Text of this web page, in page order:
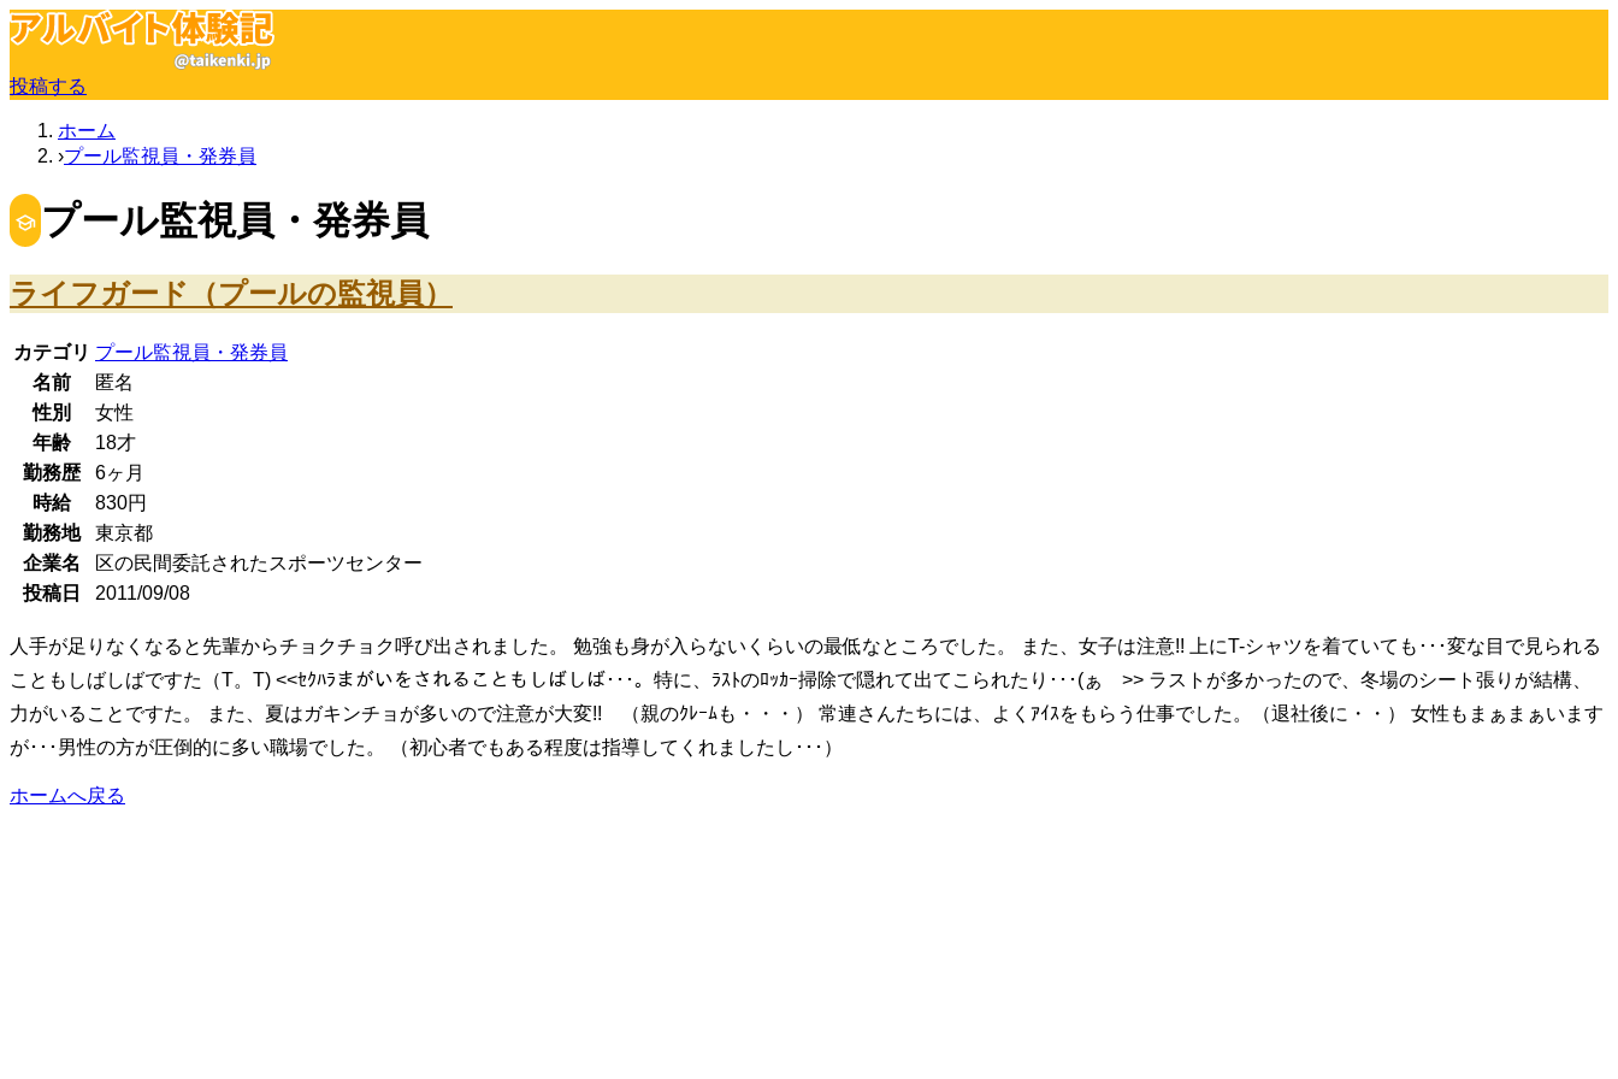
投稿する
ホーム
プール監視員・発券員
プール監視員・発券員
ライフガード（プールの監視員）
カテゴリ プール監視員・発券員
名前
匿名
性別
女性
年齢
18才
勤務歴
6ヶ月
時給
830円
勤務地
東京都
企業名
区の民間委託されたスポーツセンター
投稿日
2011/09/08
人手が足りなくなると先輩からチョクチョク呼び出されました。 勉強も身が入らないくらいの最低なところでした。 また、女子は注意!! 上にT-シャツを着ていても･･･変な目で見られる
こともしばしばですた（T。T) <<ｾｸﾊﾗまがいをされることもしばしば･･･。特に、ﾗｽﾄのﾛｯｶｰ掃除で隠れて出てこられたり･･･(ぁ >> ラストが多かったので、冬場のシート張りが結構、
力がいることですた。 また、夏はガキンチョが多いので注意が大変!! （親のｸﾚｰﾑも・・・） 常連さんたちには、よくｱｲｽをもらう仕事でした。（退社後に・・） 女性もまぁまぁいます
が･･･男性の方が圧倒的に多い職場でした。 （初心者でもある程度は指導してくれましたし･･･）
ホームへ戻る